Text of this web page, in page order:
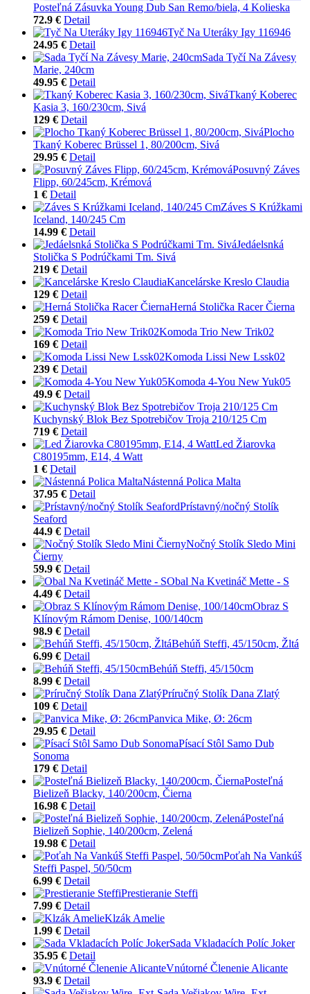
Posteľná Zásuvka Young Dub San Remo/biela, 4 Kolieska
72.9 € Detail
Tyč Na Uteráky Igy 116946
24.95 € Detail
Sada Tyčí Na Závesy
Marie, 240cm
49.95 € Detail
Tkaný Koberec
Kasia 3, 160/230cm, Sivá
129 € Detail
Plocho
Tkaný Koberec Brüssel 1, 80/200cm, Sivá
29.95 € Detail
Posuvný Záves
Flipp, 60/245cm, Krémová
1 € Detail
Záves S Krúžkami
Iceland, 140/245 Cm
14.99 € Detail
Jedáelsnká
Stolička S Podrúčkami Tm. Sivá
219 € Detail
Kancelárske Kreslo Claudia
129 € Detail
Herná Stolička Racer Čierna
259 € Detail
Komoda Trio New Trik02
169 € Detail
Komoda Lissi New Lssk02
239 € Detail
Komoda 4-You New Yuk05
49.9 € Detail
Kuchynský Blok Bez Spotrebičov Troja 210/125 Cm
719 € Detail
Led Žiarovka
C80195mm, E14, 4 Watt
1 € Detail
Nástenná Polica Malta
37.95 € Detail
Prístavný/nočný Stolík
Seaford
44.9 € Detail
Nočný Stolík Sledo Mini
Čierny
59.9 € Detail
Obal Na Kvetináč Mette - S
4.49 € Detail
Obraz S
Klínovým Rámom Denise, 100/140cm
98.9 € Detail
Behúň Steffi, 45/150cm, Žltá
6.99 € Detail
Behúň Steffi, 45/150cm
8.99 € Detail
Príručný Stolík Dana Zlatý
109 € Detail
Panvica Mike, Ø: 26cm
29.95 € Detail
Písací Stôl Samo Dub
Sonoma
179 € Detail
Posteľná
Bielizeň Blacky, 140/200cm, Čierna
16.98 € Detail
Posteľná
Bielizeň Sophie, 140/200cm, Zelená
19.98 € Detail
Poťah Na Vankúš
Steffi Paspel, 50/50cm
6.99 € Detail
Prestieranie Steffi
7.99 € Detail
Klzák Amelie
1.99 € Detail
Sada Vkladacích Políc Joker
35.95 € Detail
Vnútorné Členenie Alicante
93.9 € Detail